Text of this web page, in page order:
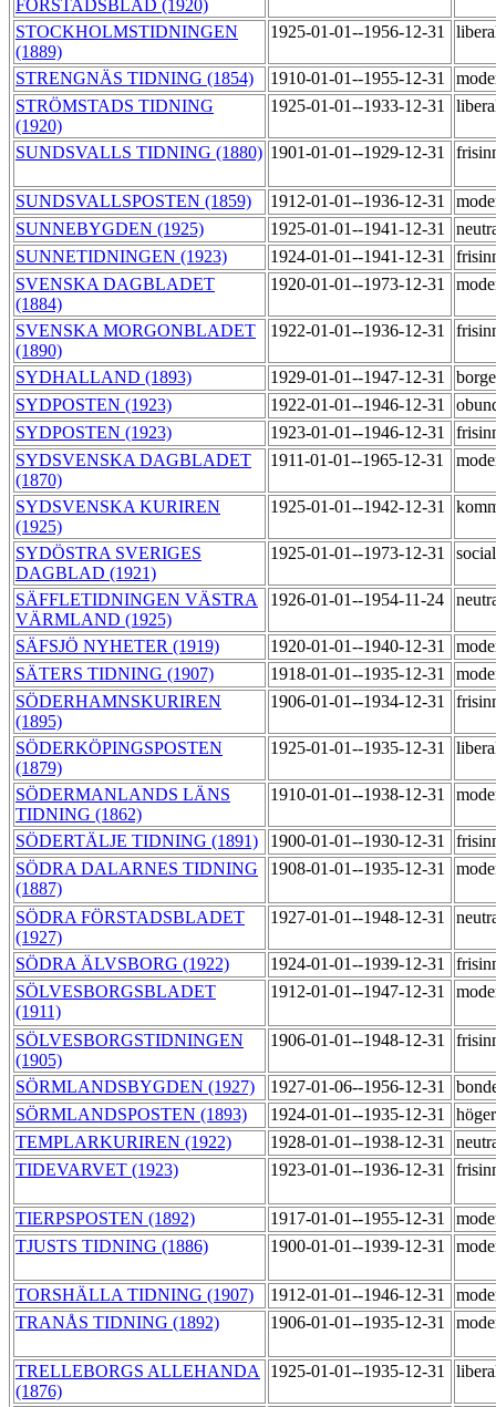
FÖRSTADSBLAD (1920)
STOCKHOLMSTIDNINGEN
(1889)
1925-01-01--1956-12-31
STRENGNÄS TIDNING (1854) 1910-01-01--1955-12-31
STRÖMSTADS TIDNING
(1920)
1925-01-01--1933-12-31
SUNDSVALLS TIDNING (1880) 1901-01-01--1929-12-31
SUNDSVALLSPOSTEN (1859) 1912-01-01--1936-12-31
SUNNEBYGDEN (1925)
1925-01-01--1941-12-31
SUNNETIDNINGEN (1923)
1924-01-01--1941-12-31
SVENSKA DAGBLADET
(1884)
1920-01-01--1973-12-31
SVENSKA MORGONBLADET
(1890)
1922-01-01--1936-12-31
SYDHALLAND (1893) 1929-01-01--1947-12-31
SYDPOSTEN (1923)
1922-01-01--1946-12-31
SYDPOSTEN (1923)
1923-01-01--1946-12-31
SYDSVENSKA DAGBLADET
(1870)
1911-01-01--1965-12-31
SYDSVENSKA KURIREN
(1925)
1925-01-01--1942-12-31
SYDÖSTRA SVERIGES
DAGBLAD (1921)
1925-01-01--1973-12-31
SÄFFLETIDNINGEN VÄSTRA
VÄRMLAND (1925)
1926-01-01--1954-11-24
SÄFSJÖ NYHETER (1919) 1920-01-01--1940-12-31
SÄTERS TIDNING (1907)
1918-01-01--1935-12-31
SÖDERHAMNSKURIREN
(1895)
1906-01-01--1934-12-31
SÖDERKÖPINGSPOSTEN
(1879)
1925-01-01--1935-12-31
SÖDERMANLANDS LÄNS
TIDNING (1862)
1910-01-01--1938-12-31
SÖDERTÄLJE TIDNING (1891) 1900-01-01--1930-12-31
SÖDRA DALARNES TIDNING
(1887)
1908-01-01--1935-12-31
SÖDRA FÖRSTADSBLADET
(1927)
1927-01-01--1948-12-31
SÖDRA ÄLVSBORG (1922) 1924-01-01--1939-12-31
SÖLVESBORGSBLADET
(1911)
1912-01-01--1947-12-31
SÖLVESBORGSTIDNINGEN
(1905)
1906-01-01--1948-12-31
SÖRMLANDSBYGDEN (1927) 1927-01-06--1956-12-31
SÖRMLANDSPOSTEN (1893)
1924-01-01--1935-12-31
TEMPLARKURIREN (1922)
1928-01-01--1938-12-31
TIDEVARVET (1923)
1923-01-01--1936-12-31
TIERPSPOSTEN (1892) 1917-01-01--1955-12-31
TJUSTS TIDNING (1886)
1900-01-01--1939-12-31
TORSHÄLLA TIDNING (1907) 1912-01-01--1946-12-31
TRANÅS TIDNING (1892)
1906-01-01--1935-12-31
TRELLEBORGS ALLEHANDA
(1876)
1925-01-01--1935-12-31